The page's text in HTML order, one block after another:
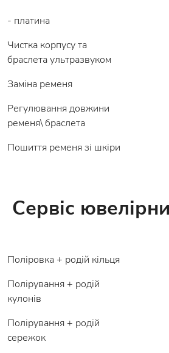
- платина
Чистка корпусу та
браслета ультразвуком
Заміна ременя
Регулювання довжини
ременя\ браслета
Пошиття ременя зі шкіри
Сервіс
Поліровка + родій кільця
Полірування + родій
кулонів
Полірування + родій
сережок